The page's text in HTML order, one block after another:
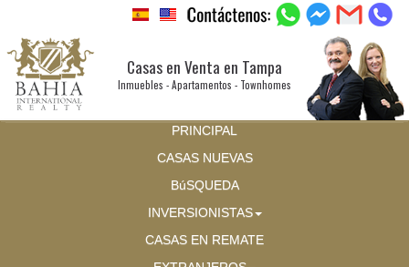
Casas en Venta en Tampa
Inmuebles - Apartamentos - Townhomes
PRINCIPAL
CASAS NUEVAS
BúSQUEDA
INVERSIONISTAS
CASAS EN REMATE